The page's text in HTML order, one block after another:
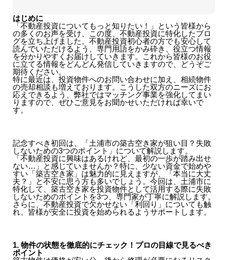
はじめに
「不動産投資についてもっと知りたい！」という皆様から
の多くのお声を受け、この度、不動産投資に特化したブロ
グを立ち上げました。不動産投資初心者の方でも安心して
読んでいただけるよう、専門用語をかみ砕き、役立つ情報
を分かりやすくお届けしていきます。これから皆様のお役
に立てる情報をどんどん発信していきますので、どうぞご
期待ください。
特に最近は、投資物件へのお問い合わせに加え、相続物件
の売却相談も増えております。こうした双方のニーズにお
応えできるよう、弊社ではマッチング事業を強化してまい
りますので、ぜひご意見をお聞かせいただければ幸いで
す。
記念すべき初回は、「土浦市の築古空き家が狙い目？失敗
しないための3つのポイント」について解説します。
「不動産投資に興味はあるけれど、最初の一歩が踏み出せ
ない…」と感じていませんか？特に、少ない資金で始めや
すい「築古空き家」は魅力的に見えますが、「本当に大丈
夫？」と不安に思う方も多いでしょう。今回は、土浦市に
特化して、築古空き家を投資物件として活用する際に失敗
しないためのポイントを3つ、専門家が丁寧に解説します。
さらに、不動産投資で欠かせない「利回り」についても触
れ、皆様が安全に投資を始められるようサポートします。
1. 物件の状態を徹底的にチェック！プロの目線で見るべき
ポイント